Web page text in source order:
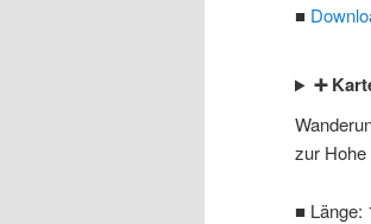
■
➕
zur
■ Länge: